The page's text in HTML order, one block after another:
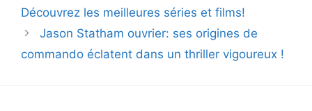
Découvrez les meilleures séries et films!
Jason Statham ouvrier: ses origines de
commando éclatent dans un thriller vigoureux !